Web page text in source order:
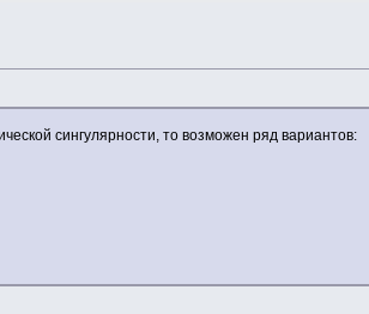
сингулярности, то возможен ряд вариантов: